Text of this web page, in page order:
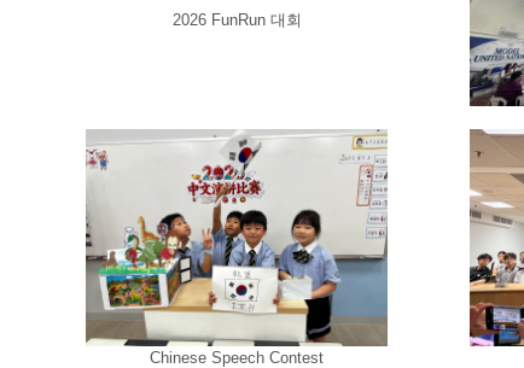
2026 FunRun 대회
Chinese Speech Contest